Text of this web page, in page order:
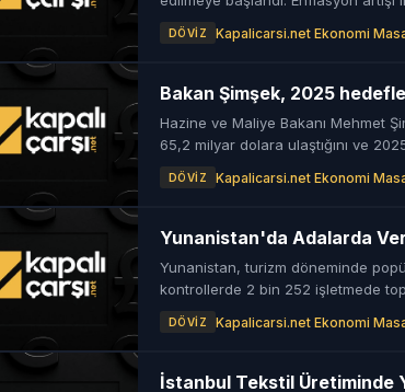
DÖVIZ Kapalicarsi.net Ekonomi
Bakan Şimşek, 2025
Hazine ve Maliye Bakanı Mehmet
65,2 milyar dolara ulaştığını ve
DÖVIZ Kapalicarsi.net Ekonomi
Yunanistan'da Adalarda
Yunanistan, turizm döneminde
kontrollerde 2 bin 252 işletmede
DÖVIZ Kapalicarsi.net Ekonomi
İstanbul Tekstil Üretiminde